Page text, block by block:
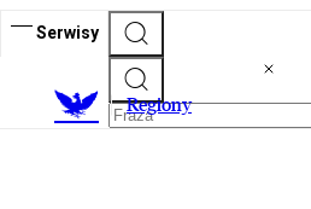
Serwisy
Regiony